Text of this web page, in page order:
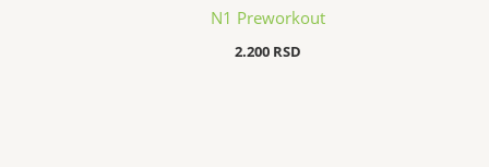
N1 Preworkout
2.200 RSD